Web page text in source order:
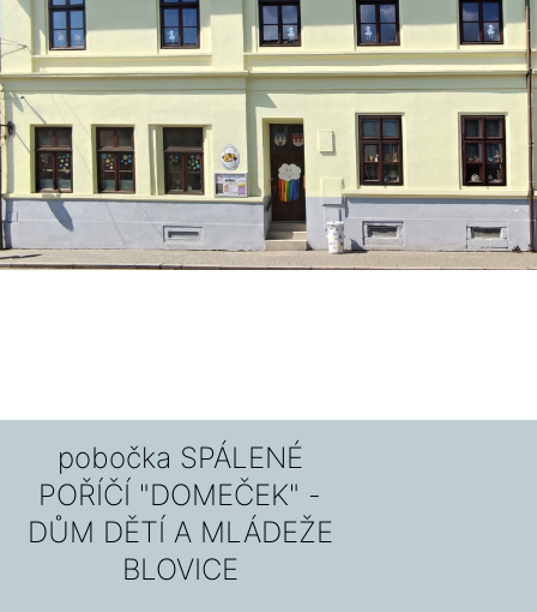
pobočka SPÁLENÉ
POŘÍČÍ "DOMEČEK" -
DŮM DĚTÍ A MLÁDEŽE
BLOVICE